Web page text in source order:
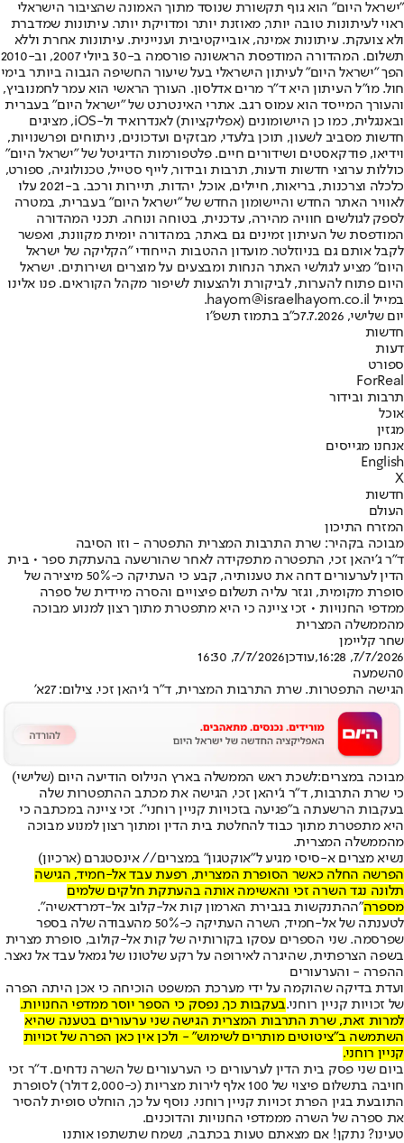
"ישראל היום" הוא גוף תקשורת שנוסד מתוך האמונה שהציבור הישראלי
ראוי לעיתונות טובה יותר, מאוזנת יותר ומדויקת יותר. עיתונות שמדברת
ולא צועקת. עיתונות אמינה, אובייקטיבית ועניינית. עיתונות אחרת וללא
תשלום. המהדורה המודפסת הראשונה פורסמה ב-30 ביולי 2007, וב-2010
הפך "ישראל היום" לעיתון הישראלי בעל שיעור החשיפה הגבוה ביותר בימי
חול. מו"ל העיתון היא ד"ר מרים אדלסון. העורך הראשי הוא עמר לחמנוביץ,
והעורך המייסד הוא עמוס רגב. אתרי האינטרנט של "ישראל היום" בעברית
ובאנגלית, כמו כן היישומונים (אפליקציות) לאנדרואיד ול-iOS, מציגים
חדשות מסביב לשעון, תוכן בלעדי, מבזקים ועדכונים, ניתוחים ופרשנויות,
וידיאו, פודקאסטים ושידורים חיים. פלטפורמות הדיגיטל של "ישראל היום"
כוללות ערוצי חדשות ודעות, תרבות ובידור, לייף סטייל, טכנולוגיה, ספורט,
כלכלה וצרכנות, בריאות, חיילים, אוכל, יהדות, תיירות ורכב. ב-2021 עלו
לאוויר האתר החדש והיישומון החדש של "ישראל היום" בעברית, במטרה
לספק לגולשים חוויה מהירה, עדכנית, בטוחה ונוחה. תכני המהדורה
המודפסת של העיתון זמינים גם באתר, במהדורה יומית מקוונת, ואפשר
לקבל אותם גם בניוזלטר. מועדון ההטבות הייחודי "הקליקה של ישראל
היום" מציע לגולשי האתר הנחות ומבצעים על מוצרים ושירותים. ישראל
היום פתוח להערות, לביקורת ולהצעות לשיפור מקהל הקוראים. פנו אלינו
במייל hayom@israelhayom.co.il.
יום שלישי, 7.7.2026
כ"ב בתמוז תשפ"ו
חדשות
דעות
ספורט
ForReal
תרבות ובידור
אוכל
מגזין
אנחנו מגייסים
English
X
חדשות
העולם
המזרח התיכון
מבוכה בקהיר: שרת התרבות המצרית התפטרה - וזו הסיבה
ד"ר ג'יהאן זכי, התפטרה מתפקידה לאחר שהורשעה בהעתקת ספר • בית
הדין לערעורים דחה את טענותיה, קבע כי העתיקה כ-50% מיצירה של
סופרת מקומית, וגזר עליה תשלום פיצויים והסרה מיידית של ספרה
ממדפי החנויות • זכי ציינה כי היא מתפטרת מתוך רצון למנוע מבוכה
מהממשלה המצרית
שחר קליימן
7/7/2026, 16:28
,עודכן7/7/2026, 16:30
0השמעה
הגישה התפטרות. שרת התרבות המצרית, ד"ר ג'יהאן זכי. צילום: 27א'
מבוכה במצרים:לשכת ראש הממשלה בארץ הנילוס הודיעה היום (שלישי)
כי שרת התרבות, ד"ר ג'יהאן זכי, הגישה את מכתב ההתפטרות שלה
בעקבות הרשעתה ב"פגיעה בזכויות קניין רוחני". זכי ציינה במכתבה כי
היא מתפטרת מתוך כבוד להחלטת בית הדין ומתוך רצון למנוע מבוכה
מהממשלה המצרית.
נשיא מצרים א-סיסי מגיע ל"אוקטגון" במצרים// אינסטגרם (ארכיון)
הפרשה החלה כאשר הסופרת המצרית, רפעת עבד אל-חמיד, הגישה
תלונה נגד השרה זכי והאשימה אותה בהעתקת חלקים שלמים
מספרה"ההתנקשות בגבירת הארמון קות אל-קלוב אל-דמרדאשיה".
לטענתה של אל-חמיד, השרה העתיקה כ-50% מהעבודה שלה בספר
שפרסמה. שני הספרים עסקו בקורותיה של קות אל-קולוב, סופרת מצרית
בשפה הצרפתית, שהיגרה לאירופה על רקע שלטונו של גמאל עבד אל נאצר.
ההפרה - והערעורים
ועדת בדיקה שהוקמה על ידי מערכת המשפט הוכיחה כי אכן היתה הפרה
של זכויות קניין רוחני.בעקבות כך, נפסק כי הספר יוסר ממדפי החנויות.
למרות זאת, שרת התרבות המצרית הגישה שני ערעורים בטענה שהיא
השתמשה ב"ציטוטים מותרים לשימוש" - ולכן אין כאן הפרה של זכויות
קניין רוחני.
ביום שני פסק בית הדין לערעורים כי הערעורים של השרה נדחים. ד"ר זכי
חויבה בתשלום פיצוי של 100 אלף לירות מצריות (כ-2,000 דולר) לסופרת
התובעת בגין הפרת זכויות קניין רוחני. נוסף על כך, הוחלט סופית להסיר
את ספרה של השרה מממדפי החנויות והדוכנים.
טעינו? נתקן! אם מצאתם טעות בכתבה, נשמח שתשתפו אותנו